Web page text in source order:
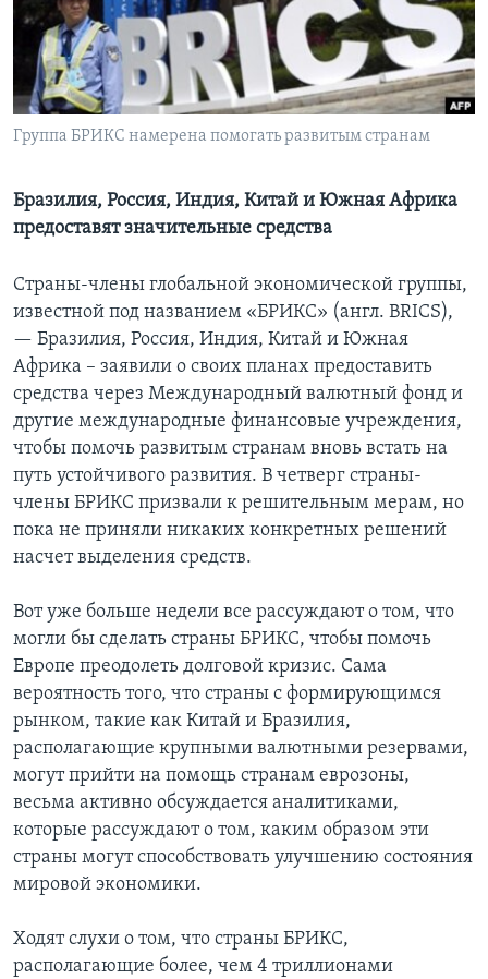
Learning English
СОЦИАЛЬНЫЕ СЕТИ
Языки
Группа БРИКС намерена помогать развитым странам
Бразилия, Россия, Индия, Китай и Южная Африка
предоставят значительные средства
Страны-члены глобальной экономической группы,
известной под названием «БРИКС» (англ. BRICS),
— Бразилия, Россия, Индия, Китай и Южная
Африка – заявили о своих планах предоставить
средства через Международный валютный фонд и
другие международные финансовые учреждения,
чтобы помочь развитым странам вновь встать на
путь устойчивого развития. В четверг страны-
члены БРИКС призвали к решительным мерам, но
пока не приняли никаких конкретных решений
насчет выделения средств.
Вот уже больше недели все рассуждают о том, что
могли бы сделать страны БРИКС, чтобы помочь
Европе преодолеть долговой кризис. Сама
вероятность того, что страны с формирующимся
рынком, такие как Китай и Бразилия,
располагающие крупными валютными резервами,
могут прийти на помощь странам еврозоны,
весьма активно обсуждается аналитиками,
которые рассуждают о том, каким образом эти
страны могут способствовать улучшению состояния
мировой экономики.
Ходят слухи о том, что страны БРИКС,
располагающие более, чем 4 триллионами